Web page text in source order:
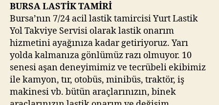
BURSA LASTİK TAMİRİ
Bursa’nın 7/24 acil lastik tamircisi Yurt Lastik
Yol Takviye Servisi olarak lastik onarım
hizmetini ayağınıza kadar getiriyoruz. Yarı
yolda kalmanıza gönlümüz razı olmuyor. 10
senesi aşan deneyimimiz ve tecrübeli ekibimiz
ile kamyon, tır, otobüs, minibüs, traktör, iş
makinesi vb. bütün araçlarınızın, binek